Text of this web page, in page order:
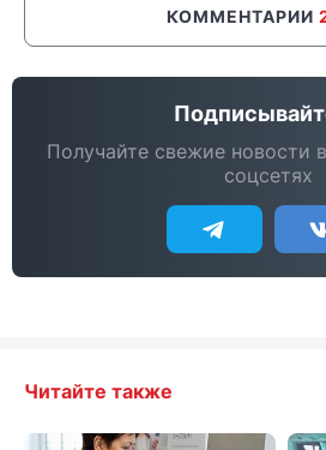
КОММЕНТАРИИ
Получайте свежие новости
соцсетях
Читайте также